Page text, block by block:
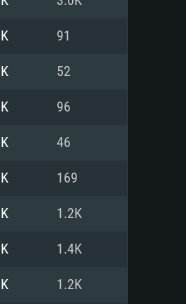
3600 이상
하는 Nvidia
하지 않습니
신 그래픽 드라
드라이버를
최소사양 지원
91
52
96
46
169
1.2K
1.4K
1.2K